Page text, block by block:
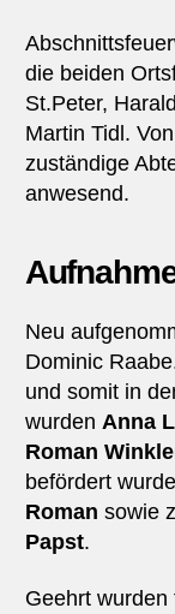
die beiden
St.Peter,
Martin Tidl.
zuständige
anwesend.
Neu
Dominic
und somit in
wurden Anna
Roman
befördert
Roman sowie
Papst.
Geehrt